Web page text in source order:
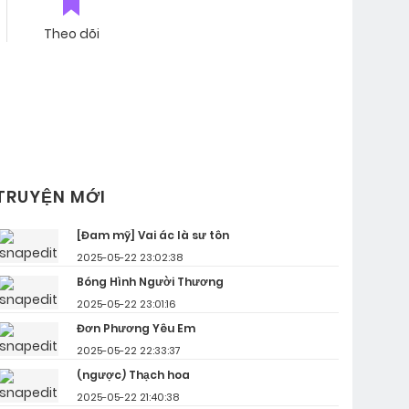
Theo dõi
MỚI
[Đam mỹ] Vai ác là sư tôn
2025-05-22 23:02:38
Bóng Hình Người Thương
2025-05-22 23:01:16
Đơn Phương Yêu Em
2025-05-22 22:33:37
(ngược) Thạch hoa
2025-05-22 21:40:38